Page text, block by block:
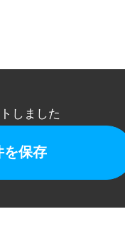
トしました
を保存